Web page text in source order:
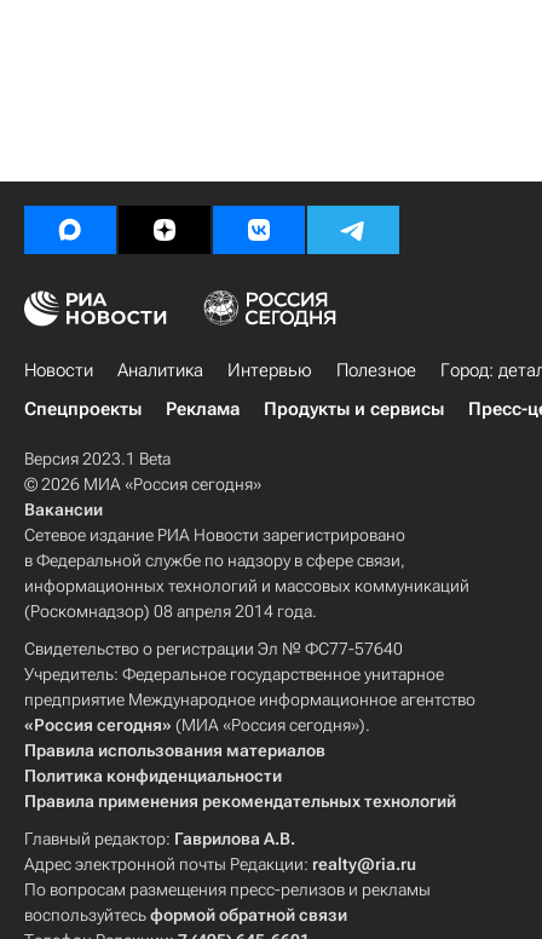
Новости Аналитика Интервью Полезное
Город:
Спецпроекты
Реклама Продукты и сервисы Пресс-
Версия 2023.1 Beta
© 2026 МИА «Россия сегодня»
Вакансии
Сетевое издание РИА Новости зарегистрировано
в Федеральной службе по надзору в сфере связи,
информационных технологий и массовых коммуникаций
(Роскомнадзор) 08 апреля 2014 года.
Свидетельство о регистрации Эл № ФС77-57640
Учредитель: Федеральное государственное унитарное
предприятие Международное информационное агентство
«Россия сегодня» (МИА «Россия сегодня»).
Правила использования материалов
Политика конфиденциальности
Правила применения рекомендательных технологий
Главный редактор: Гаврилова А.В.
Адрес электронной почты Редакции: realty@ria.ru
По вопросам размещения пресс-релизов и рекламы
воспользуйтесьформой обратной связи